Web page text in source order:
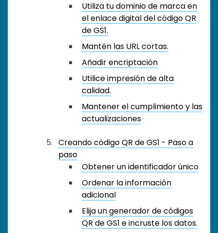
Utiliza tu dominio de marca en
el enlace digital del código QR
de GS1.
Mantén las URL cortas.
Añadir encriptación
Utilice impresión de alta
calidad.
Mantener el cumplimiento y las
actualizaciones
Creando código QR de GS1 - Paso a
paso
Obtener un identificador único
Ordenar la información
adicional
Elija un generador de códigos
QR de GS1 e incruste los datos.